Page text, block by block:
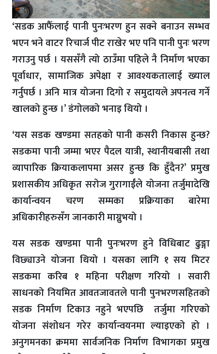
‘सडक आफैँलाई पानी पुनःभरण हुन सक्ने बनाउन सम्भव
भएन भने वाटर रिचार्ज पीट राखेर भए पनि पानी पुनः भरण
गराउनु पर्छ । यससँगै त्यो ठाउँमा पहिले नै निर्माण भएका
पूर्वाधार, सामाजिक अपेक्षा र आवश्यकतालाई ख्याल
गर्नुपर्छ । अनि मात्र योजना दिगो र समुदायले अपनत्व गर्ने
खालको हुन्छ ।’ डंगोलको भनाइ थियो ।
‘यस सडक खण्डमा सतहको पानी कसरी निकास हुन्छ?
सडकमा पानी जम्मा भएर पैदल यात्री, स्थानीयबासी तथा
व्यापारिक क्रियाकलापमा असर हुन्छ कि हुँदैन?’ प्रमुख
प्रशासकीय अधिकृत सरोज गुरागाईँले योजना तर्जुमादेखि
कार्यान्वयन चरण सम्मका प्रक्रियाका बारेमा
अधिकारीहरुसँग जानकारी माग्नुभयो ।
यस सडक खण्डमा पानी पुनःभरण हुने विधिबाट ढुङ्गा
विछ्याउने योजना थियो । यसका लागि १ सय मिटर
सडकमा करिब १ महिना परीक्षण गरियो । सवारी
साधनको नियमित आवतजावतले पानी पुनभरणसहितको
सडक निर्माण टिकाउ नहुने भएपछि तर्जुमा गरिएको
योजना संशोधन गरेर कार्यान्वयनमा ल्याइएको हो ।
अनुगमनका क्रममा सार्वजनिक निर्माण विभागका प्रमुख